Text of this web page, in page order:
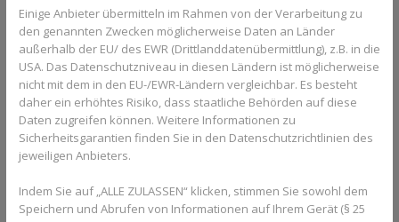
100% pflanzlich
Inhaltsstoffe
Inhaltsstoffe
Inhaltsstoffe
Einige Anbieter übermitteln im Rahmen von der Verarbeitung zu
den genannten Zwecken möglicherweise Daten an Länder
außerhalb der EU/ des EWR (Drittlanddatenübermittlung), z.B. in die
USA. Das Datenschutzniveau in diesen Ländern ist möglicherweise
nicht mit dem in den EU-/EWR-Ländern vergleichbar. Es besteht
daher ein erhöhtes Risiko, dass staatliche Behörden auf diese
Daten zugreifen können. Weitere Informationen zu
Sicherheitsgarantien finden Sie in den Datenschutzrichtlinien des
jeweiligen Anbieters.
Indem Sie auf „ALLE ZULASSEN“ klicken, stimmen Sie sowohl dem
Speichern und Abrufen von Informationen auf Ihrem Gerät (§ 25